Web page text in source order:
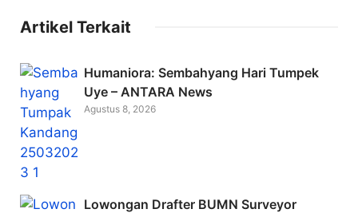
c
e
b
o
o
k
itt
er
ai
l
Artikel Terkait
Humaniora: Sembahyang Hari Tumpek
Uye – ANTARA News
Agustus 8, 2026
Lowongan Drafter BUMN Surveyor